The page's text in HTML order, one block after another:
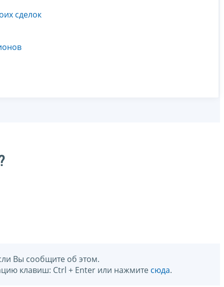
сделок
Вы сообщите об этом.
клавиш: Ctrl + Enter или нажмите сюда.